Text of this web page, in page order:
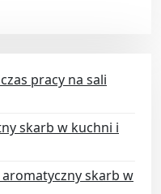
pracy na sali
skarb w kuchni i
skarb w